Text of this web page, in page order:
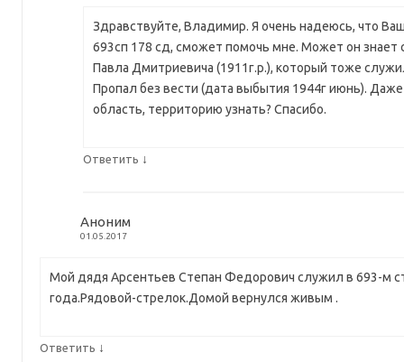
Здравствуйте, Владимир. Я очень надеюсь, что
693сп 178 сд, сможет помочь мне. Может он знает
Павла Дмитриевича (1911г.р.), который тоже
Пропал без вести (дата выбытия 1944г июнь).
область, территорию узнать? Спасибо.
Ответить ↓
Аноним
01.05.2017
Мой дядя Арсентьев Степан Федорович служил в 693-м
года.Рядовой-стрелок.Домой вернулся живым .
Ответить ↓